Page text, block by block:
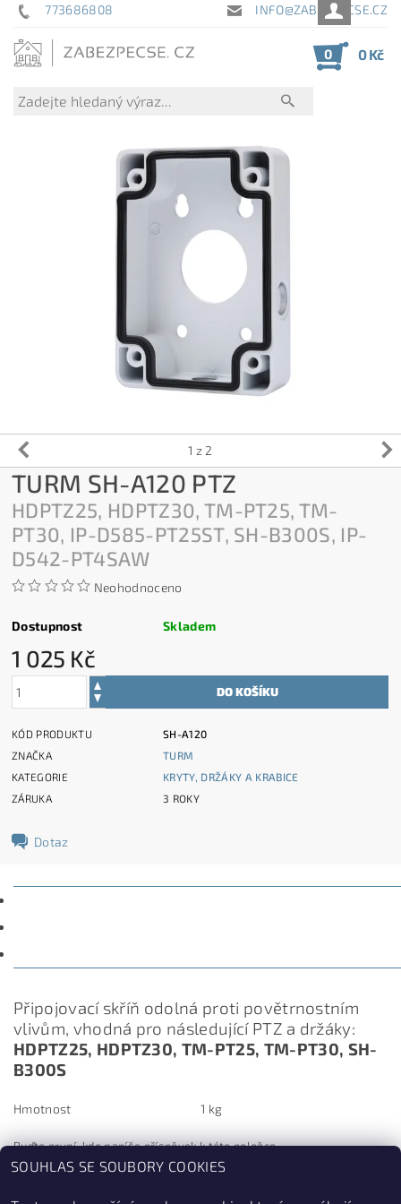
773686808 INFO@ZABEZPECSE.CZ
0 0 Kč
1 z 2
TURM SH-A120 PTZ
HDPTZ25, HDPTZ30, TM-PT25, TM-
PT30, IP-D585-PT25ST, SH-B300S, IP-
D542-PT4SAW
Neohodnoceno
Dostupnost Skladem
1 025 Kč
KÓD PRODUKTU
SH-A120
ZNAČKA
TURM
KATEGORIE
KRYTY, DRŽÁKY A KRABICE
ZÁRUKA
3 ROKY
Dotaz
Připojovací skříň odolná proti povětrnostním
vlivům, vhodná pro následující PTZ a držáky:
HDPTZ25, HDPTZ30, TM-PT25, TM-PT30, SH-
B300S
Hmotnost 1 kg
Buďte první, kdo napíše příspěvek k této položce.
SOUHLAS SE SOUBORY COOKIES